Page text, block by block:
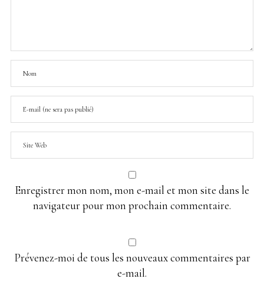
Enregistrer mon nom, mon e-mail et mon site dans le
navigateur pour mon prochain commentaire.
Prévenez-moi de tous les nouveaux commentaires par
e-mail.